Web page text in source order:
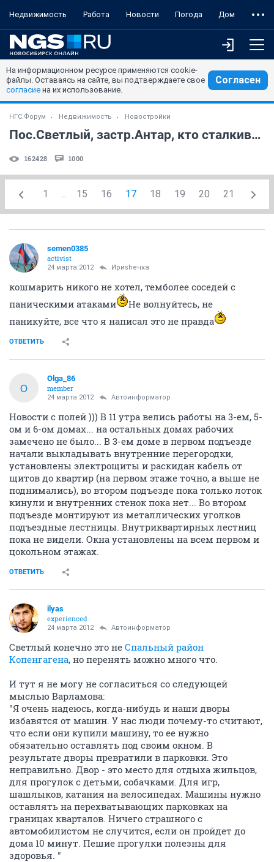
Недвижимость Работа Новости Погода Дом
На информационном ресурсе применяются cookie-
файлы. Оставаясь на сайте, вы подтверждаете свое
согласие на их использование.
Согласен
НГС.Форум Недвижимость Новостройки
Пос.Светлый, застр.Антар, кто сталкивался? (часть 2)
162428 1000
1 ... 15 16 17 18 19 20 21
semen0385
activist
24 марта 2012 Ириshечка
кошмарить никого не хотел, темболее соседей с
паническими атаками
Не волнуйтесь, не
паникуйте, все что я написал это не правда
ОТВЕТИТЬ
O
Olga_86
member
24 марта 2012 Автоинформатор
Новости с полей ))) В 11 утра велись работы на 3-ем, 5-
ом и 6-ом домах... на остальных домах рабочих
замечено не было... В 3-ем доме в первом подъезде
начали выкладывать внутренние перегородки,
установлены электрощиты и раскидан кабель от
щитов до квартир (на первом этаже точно, а выше не
поднимались), во втором подъезде пока только лоток
кинули и внутренних стенок пока нет... Во втором
подъезде монтируют из металлических уголков
подъездные лестницы. Внутриквартирных лестниц
пока не видели. Окна установлены на всем первом и
цокольном этажах.
ОТВЕТИТЬ
ilyas
experienced
24 марта 2012 Автоинформатор
Светлый конечно это не Спальный район
Копенгагена, но перенять можно много что.
И тут я не могу не согласиться со следующей
мыслью Варламова:
"Я очень надеюсь, когда-нибудь и наши дворы
избавятся от машин. У нас люди почему-то считают,
что если они купили машину, то ее нужно
обязательно оставлять под своим окном. В
результате дворы превратили в парковки. Это
неправильно. Двор - это место для отдыха жильцов,
для прогулок с детьми, собачками. Для игр,
шашлыков, катания на велосипедах. Машины нужно
оставлять на перехватывающих парковках на
границах кварталов. Ничего страшного с
автомобилистом не случится, если он пройдет до
дома 10 минут. Пешие прогулки полезны для
здоровья. "